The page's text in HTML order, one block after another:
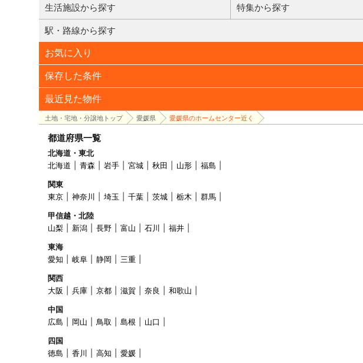
生活施設から探す 特集から探す
駅・路線から探す
お気に入り
保存した条件
最近見た物件
土地・宅地・分譲地トップ 愛媛県 愛媛県のホームセンター近く
都道府県一覧
北海道・東北
北海道
青森 岩手 宮城 秋田 山形
福島
関東
東京
神奈川 埼玉 千葉 茨城 栃木
群馬
甲信越・北陸
山梨
新潟 長野 富山 石川
福井
東海
愛知
岐阜 静岡
三重
関西
大阪
兵庫 京都 滋賀 奈良
和歌山
中国
広島
岡山 鳥取 島根
山口
四国
徳島
香川 高知 愛媛